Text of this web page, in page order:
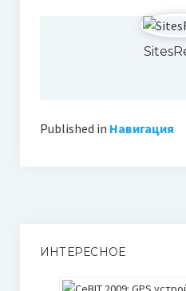
Published in Навигация
ИНТЕРЕСНОЕ